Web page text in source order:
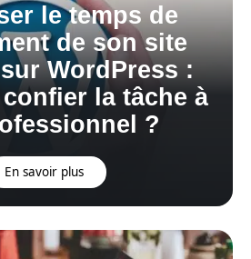
le temps de
de son site
WordPress :
la tâche à
?
En savoir plus